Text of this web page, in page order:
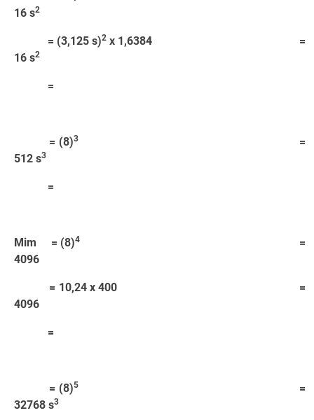
16 s2
= (3,125 s)2 x 1,6384 =
16 s2
=
= (8)3=
512 s3
=
Mim = (8)4
=
4096
= 10,24 x 400 =
4096
=
= (8)5=
32768 s3